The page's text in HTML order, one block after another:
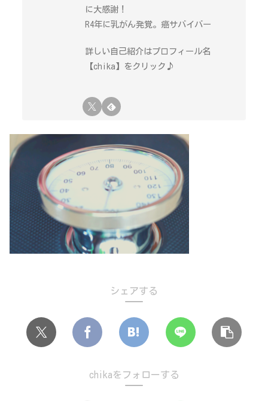
に大感謝！
R4年に乳がん発覚。癌サバイバー
詳しい自己紹介はプロフィール名
【chika】をクリック♪
シェアする
chikaをフォローする